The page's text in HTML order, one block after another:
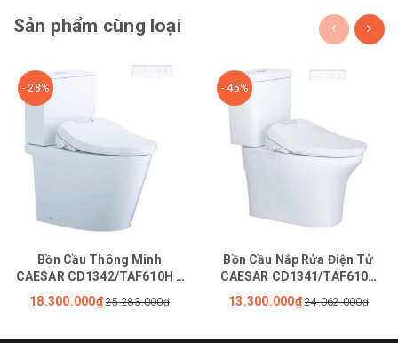
Sản phẩm cùng loại
- 28%
Bồn Cầu Thông Minh
CAESAR CD1342/TAF610H 2
Khối Nắp Tự Động Đóng Mở
18.300.000₫ 25.283.000₫
- 45%
Bồn Cầu Nắp Rửa Điện Tử
CAESAR CD1341/TAF610H
Tự Động Đóng Mở Nắp
13.300.000₫ 24.062.000₫